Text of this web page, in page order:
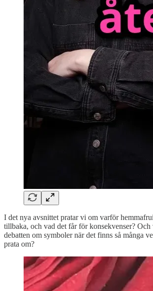
I det nya avsnittet pratar vi om varför
tillbaka, och vad det får för konsekvenser?
debatten om symboler när det finns så många
prata om?